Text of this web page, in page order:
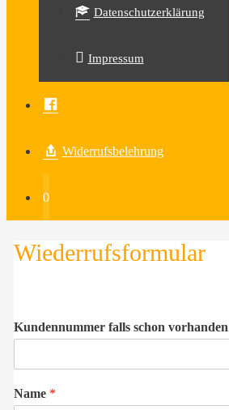
Datenschutzerklärung
Impressum
Widerrufsbelehrung
0
Wiederrufsformular
Kundennummer falls schon vorhanden
Name *